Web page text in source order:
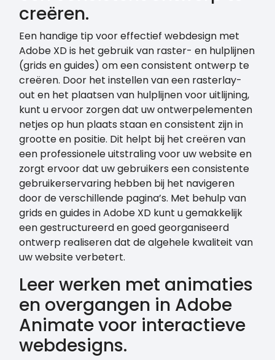
creëren.
Een handige tip voor effectief webdesign met
Adobe XD is het gebruik van raster- en hulplijnen
(grids en guides) om een consistent ontwerp te
creëren. Door het instellen van een rasterlay-
out en het plaatsen van hulplijnen voor uitlijning,
kunt u ervoor zorgen dat uw ontwerpelementen
netjes op hun plaats staan en consistent zijn in
grootte en positie. Dit helpt bij het creëren van
een professionele uitstraling voor uw website en
zorgt ervoor dat uw gebruikers een consistente
gebruikerservaring hebben bij het navigeren
door de verschillende pagina’s. Met behulp van
grids en guides in Adobe XD kunt u gemakkelijk
een gestructureerd en goed georganiseerd
ontwerp realiseren dat de algehele kwaliteit van
uw website verbetert.
Leer werken met animaties
en overgangen in Adobe
Animate voor interactieve
webdesigns.